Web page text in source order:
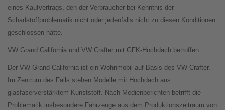
eines Kaufvertrags, den der Verbraucher bei Kenntnis der
Schadstoffproblematik nicht oder jedenfalls nicht zu diesen Konditionen
geschlossen hätte.
VW Grand California und VW Crafter mit GFK-Hochdach betroffen
Der VW Grand California ist ein Wohnmobil auf Basis des VW Crafter.
Im Zentrum des Falls stehen Modelle mit Hochdach aus
glasfaserverstärktem Kunststoff. Nach Medienberichten betrifft die
Problematik insbesondere Fahrzeuge aus dem Produktionszeitraum von